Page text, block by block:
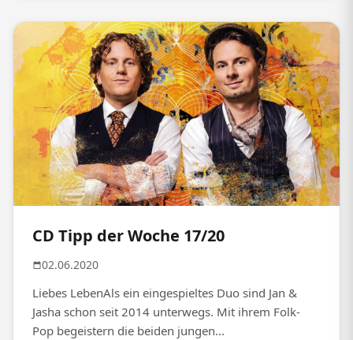
CD Tipp der Woche 17/20
02.06.2020
Liebes LebenAls ein eingespieltes Duo sind Jan &
Jasha schon seit 2014 unterwegs. Mit ihrem Folk-
Pop begeistern die beiden jungen...